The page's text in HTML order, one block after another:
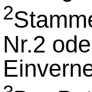
2
Nr.2